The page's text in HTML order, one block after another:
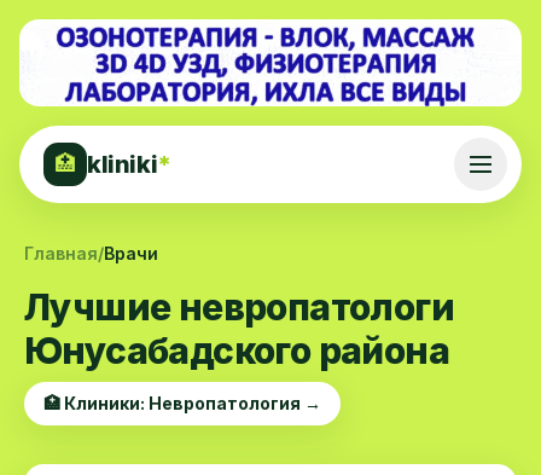
🏥 kliniki*
Главная/Врачи
Лучшие невропатологи
Юнусабадского района
🏥 Клиники: Невропатология →